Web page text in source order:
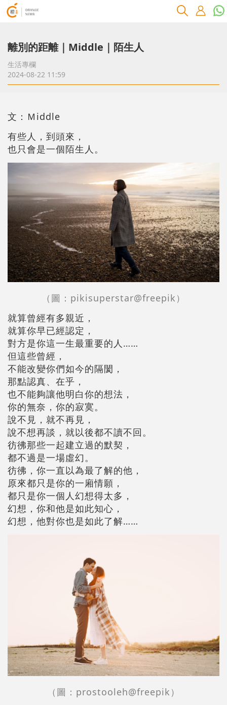
離別的距離｜Middle｜陌生人
生活專欄
2024-08-22 11:59
文：Ｍiddle
有些人，到頭來，
也只會是一個陌生人。
（圖：pikisuperstar@freepik）
就算曾經有多親近，
就算你早已經認定，
對方是你這一生最重要的人……
但這些曾經，
不能改變你們如今的隔閡，
那點認真、在乎，
也不能夠讓他明白你的想法，
你的無奈，你的寂寞。
說不見，就不再見，
說不想再談，就以後都不讀不回。
彷彿那些一起建立過的默契，
都不過是一場虛幻。
彷彿，你一直以為最了解的他，
原來都只是你的一廂情願，
都只是你一個人幻想得太多，
幻想，你和他是如此知心，
幻想，他對你也是如此了解……
（圖：prostooleh@freepik）